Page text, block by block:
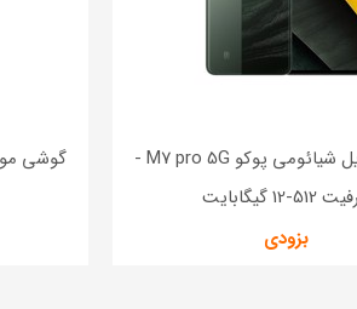
گوشی موبایل شیائومی پوکو M7 pro 5G -
12 گیگابایت
بزودی